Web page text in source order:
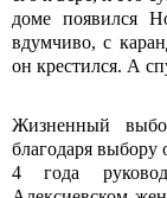
доме появился
вдумчиво, с
он крестился. А
Жизненный
благодаря выбору
4 года